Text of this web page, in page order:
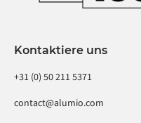
Kontaktiere uns
+31 (0) 50 211 5371
contact@alumio.com